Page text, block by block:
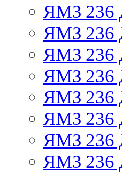
ЯМЗ 236
ЯМЗ 236
ЯМЗ 236
ЯМЗ 236
ЯМЗ 236
ЯМЗ 236
ЯМЗ 236
ЯМЗ 236